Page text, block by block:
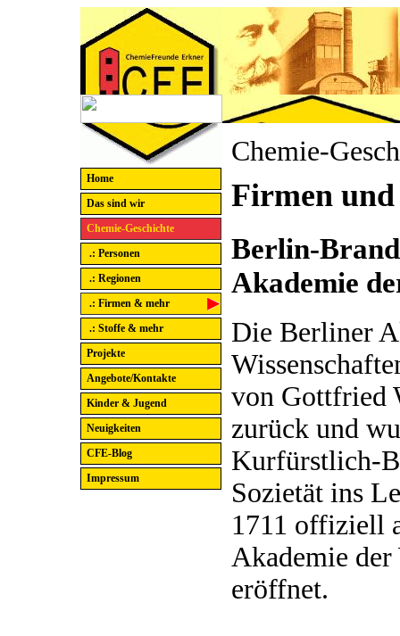
Chemie-
Home
Das sind wir
Chemie-Geschichte
.: Personen
.: Regionen
.: Firmen & mehr
.: Stoffe & mehr
Projekte
Angebote/Kontakte
Kinder & Jugend
Neuigkeiten
CFE-Blog
Impressum
Firmen
Berlin-
Akademie
Die Berliner
von Gott­fried
zurück und
Kurfürstlich-
Sozietät ins
1711 offiziell
Akademie der
eröffnet.